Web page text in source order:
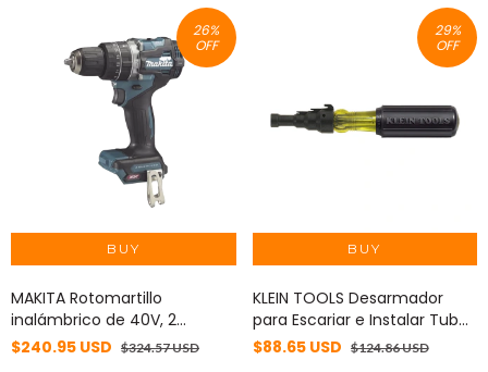
26%
OFF
MAKITA Rotomartillo
inalámbrico de 40V, 2
velocidades , sin Cargador ni
$240.95 USD $324.57 USD
29%
OFF
KLEIN TOOLS Desarmador
para Escariar e Instalar Tubo
Conduit (pared delgada).
$88.65 USD $124.86 USD